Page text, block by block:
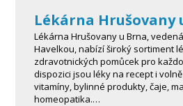
Lékárna Hrušovany
Lékárna Hrušovany u Brna,
Havelkou, nabízí široký sortiment
zdravotnických pomůcek pro
dispozici jsou léky na recept i
vitamíny, bylinné produkty, čaje,
homeopatika.…